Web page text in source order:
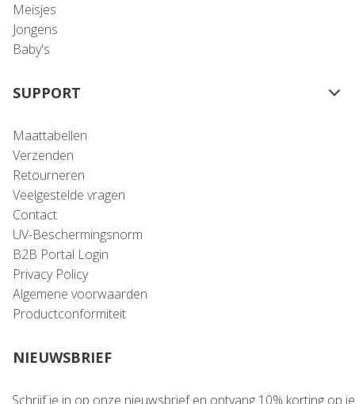
Meisjes
Jongens
Baby's
SUPPORT
Maattabellen
Verzenden
Retourneren
Veelgestelde vragen
Contact
UV-Beschermingsnorm
B2B Portal Login
Privacy Policy
Algemene voorwaarden
Productconformiteit
NIEUWSBRIEF
Schrijf je in op onze nieuwsbrief en ontvang 10% korting op je